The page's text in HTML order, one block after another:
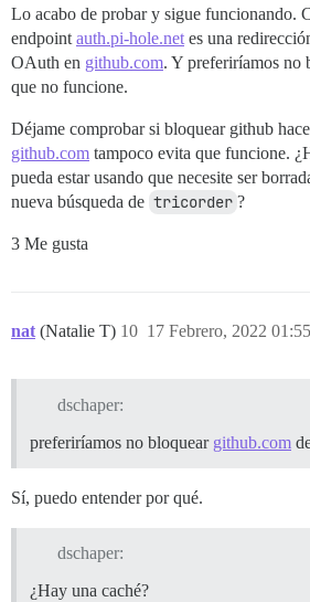
Lo acabo de probar y sigue funcionando.
endpoint auth.pi-hole.net es una
OAuth en github.com. Y preferiríamos no
que no funcione.
Déjame comprobar si bloquear github
github.com tampoco evita que funcione.
pueda estar usando que necesite ser
nueva búsqueda de tricorder ?
3 Me gusta
nat (Natalie T) 17 Febrero, 2022 01:55
10
dschaper:
preferiríamos no bloquear github.com
Sí, puedo entender por qué.
dschaper:
¿Hay una caché?